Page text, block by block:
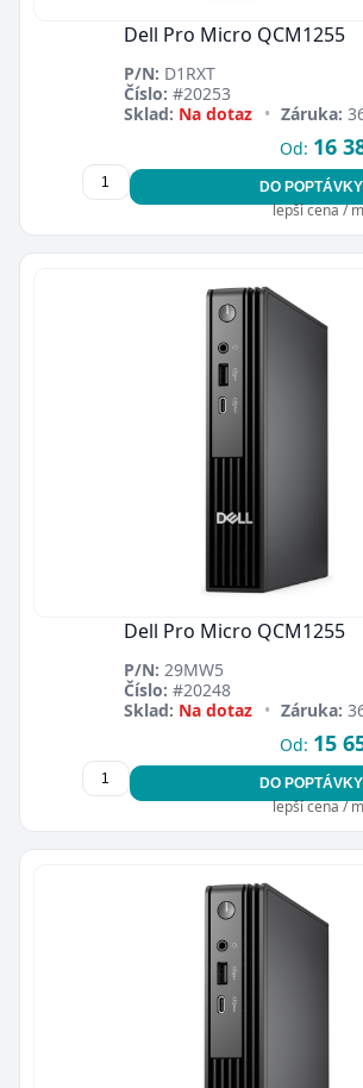
Dell Pro Micro QCM1255
P/N: D1RXT
Číslo: #20253
Sklad: Na dotaz • Záruka:
Od: 16
DO POPTÁVKY
lepší cena /
Dell Pro Micro QCM1255
P/N: 29MW5
Číslo: #20248
Sklad: Na dotaz • Záruka:
Od: 15
DO POPTÁVKY
lepší cena /